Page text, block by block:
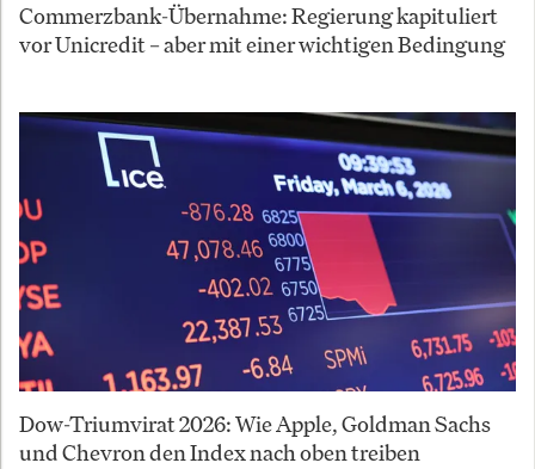
Commerzbank-Übernahme: Regierung kapituliert
vor Unicredit – aber mit einer wichtigen Bedingung
Dow-Triumvirat 2026: Wie Apple, Goldman Sachs
und Chevron den Index nach oben treiben